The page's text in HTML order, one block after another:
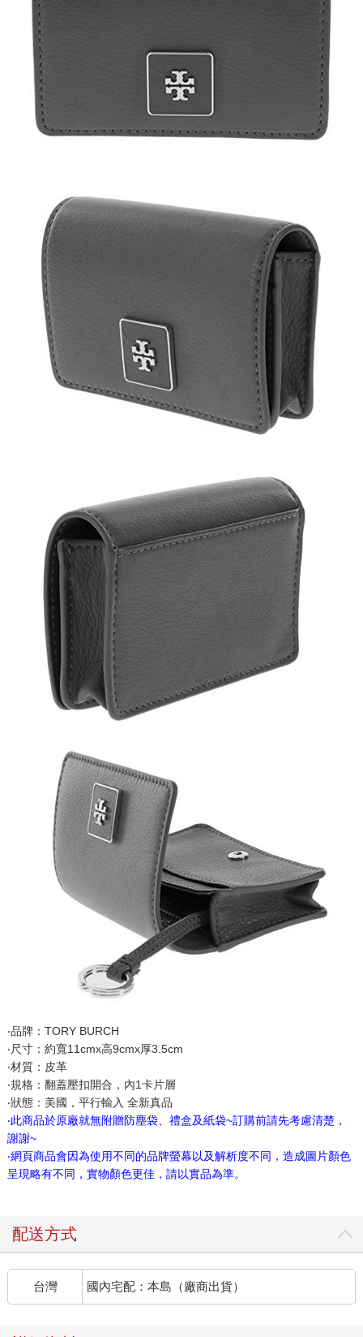
‧品牌：TORY BURCH
‧尺寸：約寬11cmx高9cmx厚3.5cm
‧材質：皮革
‧規格：翻蓋壓扣開合，內1卡片層
‧狀態：美國，平行輸入 全新真品
‧此商品於原廠就無附贈防塵袋、禮盒及紙袋~訂購前請先考慮清楚，
謝謝~
‧網頁商品會因為使用不同的品牌螢幕以及解析度不同，造成圖片顏色
呈現略有不同，實物顏色更佳，請以實品為準。
配送方式
台灣 國內宅配：本島（廠商出貨）